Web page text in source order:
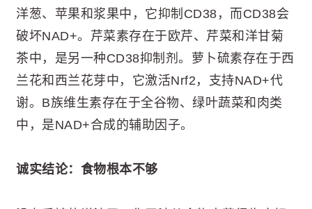
洋葱、苹果和浆果中，它抑制CD38，而CD38会
破坏NAD+。芹菜素存在于欧芹、芹菜和洋甘菊
茶中，是另一种CD38抑制剂。萝卜硫素存在于西
兰花和西兰花芽中，它激活Nrf2，支持NAD+代
谢。B族维生素存在于全谷物、绿叶蔬菜和肉类
中，是NAD+合成的辅助因子。
诚实结论：食物根本不够